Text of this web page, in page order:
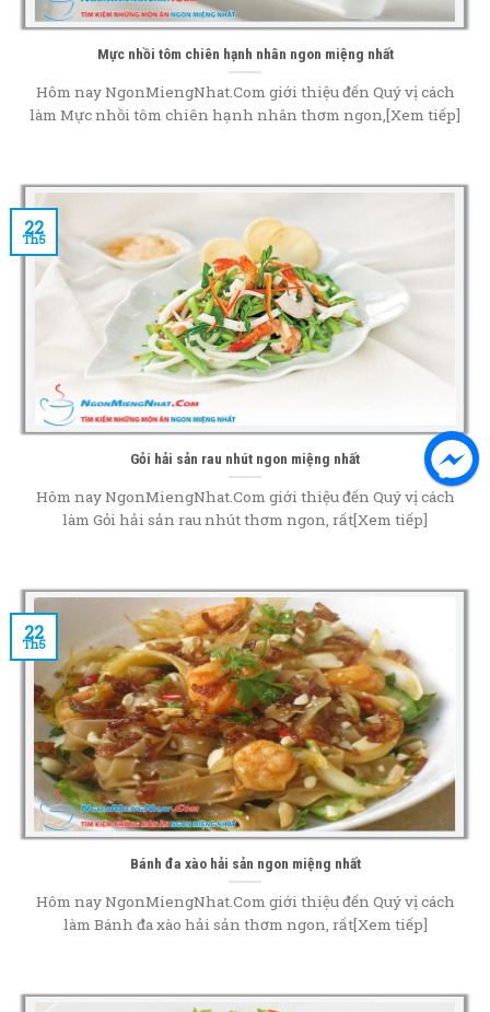
Mực nhồi tôm chiên hạnh nhân ngon miệng nhất
Hôm nay NgonMiengNhat.Com giới thiệu đến Quý vị cách
làm Mực nhồi tôm chiên hạnh nhân thơm ngon,[Xem tiếp]
Gỏi hải sản rau nhút ngon miệng nhất
Hôm nay NgonMiengNhat.Com giới thiệu đến Quý vị cách
làm Gỏi hải sản rau nhút thơm ngon, rất[Xem tiếp]
22
Th5
Bánh đa xào hải sản ngon miệng nhất
Hôm nay NgonMiengNhat.Com giới thiệu đến Quý vị cách
làm Bánh đa xào hải sản thơm ngon, rất[Xem tiếp]
22
Th5